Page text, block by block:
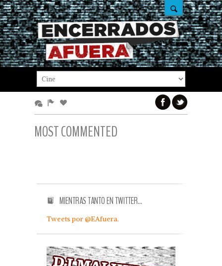
MOST COMMENTED
MIENTRAS TANTO EN TWITTER…
Tweets por @EAfuera.